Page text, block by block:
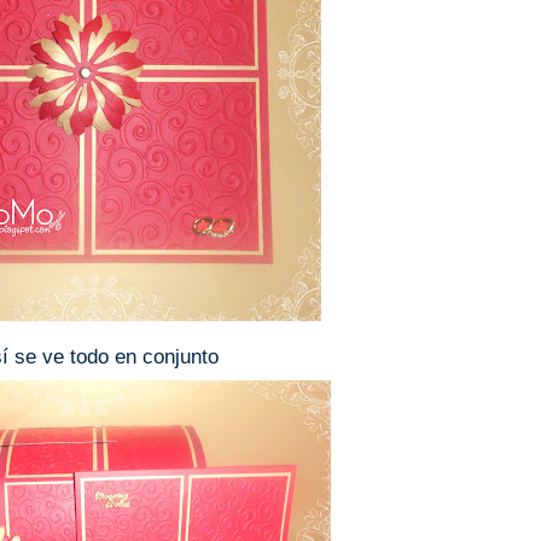
se ve todo en conjunto